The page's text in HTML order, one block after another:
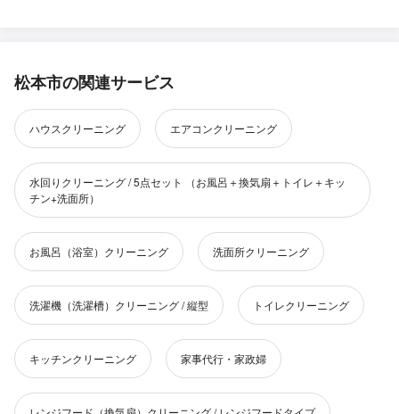
松本市の関連サービス
ハウスクリーニング エアコンクリーニング
水回りクリーニング / 5点セット （お風呂＋換気扇＋トイレ＋キッ
チン+洗面所）
お風呂（浴室）クリーニング 洗面所クリーニング
洗濯機（洗濯槽）クリーニング / 縦型 トイレクリーニング
キッチンクリーニング 家事代行・家政婦